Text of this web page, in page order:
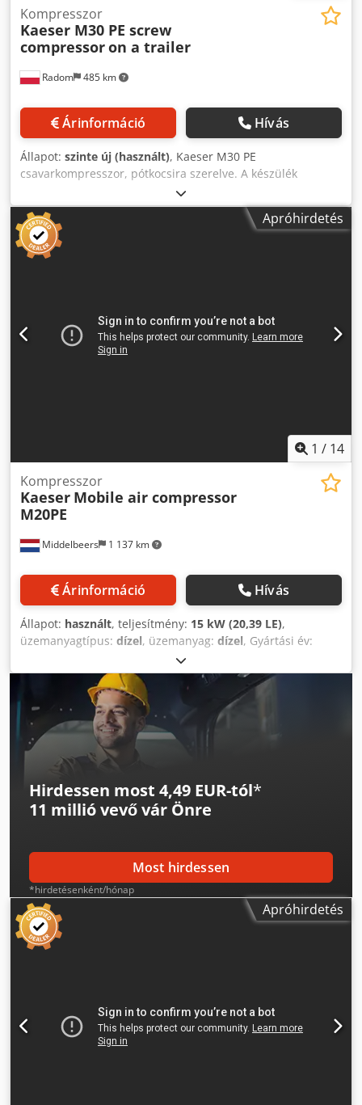
Radom 485 km
Kompresszor
Kaeser M30 PE screw
compressoron a trailer
Árinformáció Hívás
Állapot: szinte új (használt), Kaeser M30 PE
csavarkompresszor, pótkocsira szerelve. A készülék
tökéletes állapotban van, gyakorlatilag új. A készüléket
raktárból vásároltuk, és sosem használták. Összesen 50
üzemórát futott. Műszaki adatok: Üzemnyomás: 7 bar
Djdpfozlaa Eox Aniswa 18,2 kW-os motor Automatikus
indítás Teljesítmény: 3 m³/perc Súly: 595 kg Gyártási év:
Apróhirdetés
1 / 14
Middelbeers 1 137 km
Kompresszor
Kaeser Mobile air compressor
M20PE
Árinformáció Hívás
Állapot: használt, teljesítmény: 15 kW (20,39 LE),
üzemanyagtípus: dízel, üzemanyag: dízel, Gyártási év:
, Gyártási év: 2023 Felhasználási
terület: Építőipar CE-jelölés: igen Ár: kérésre Sorozatszám:
WKA0N0500P9308038 További információért kérjük, vegye
fel a kapcsolatot Ernst van Hek úrral. Átfolyási kapacitás:
120 m3/h Dodpfx Ansxuu Iijiowa
Hirdessen most 4,49 EUR-tól*
11 millió vevővár Önre
Most hirdessen
*hirdetésenként/hónap
Apróhirdetés